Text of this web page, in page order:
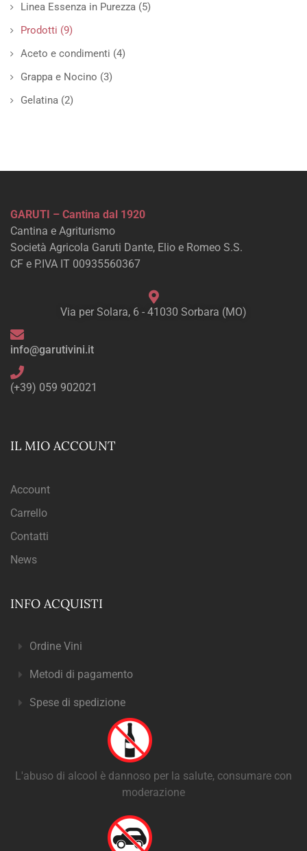
Linea Essenza in Purezza (5)
Prodotti (9)
Aceto e condimenti (4)
Grappa e Nocino (3)
Gelatina (2)
GARUTI – Cantina dal 1920
Cantina e Agriturismo
Società Agricola Garuti Dante, Elio e Romeo S.S.
CF e P.IVA IT 00935560367
Via per Solara, 6 - 41030 Sorbara (MO)
info@garutivini.it
(+39) 059 902021
IL MIO ACCOUNT
Account
Carrello
Contatti
News
INFO ACQUISTI
Ordine Vini
Metodi di pagamento
Spese di spedizione
L'abuso di alcool è dannoso per la salute, consumare con
moderazione